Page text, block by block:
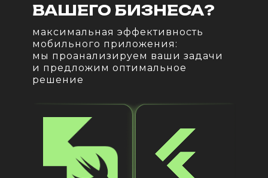
ВАШЕГО БИЗНЕСА?
максимальная эффективность
мобильного приложения:
мы проанализируем ваши задачи
и предложим оптимальное
решение